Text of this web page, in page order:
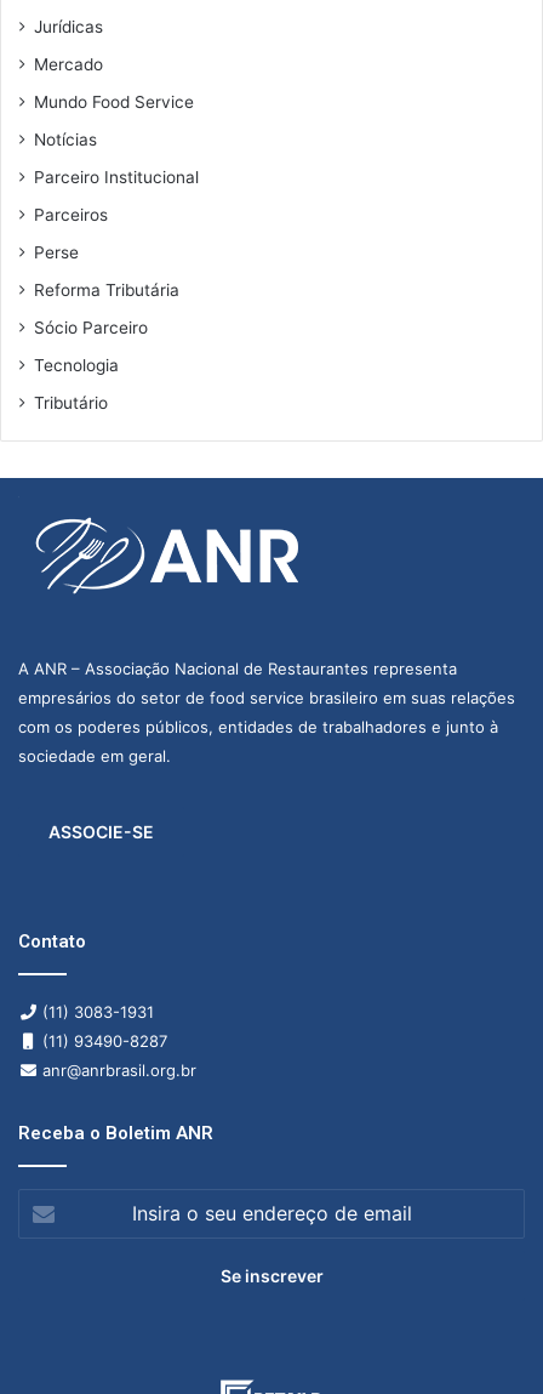
Jurídicas
Mercado
Mundo Food Service
Notícias
Parceiro Institucional
Parceiros
Perse
Reforma Tributária
Sócio Parceiro
Tecnologia
Tributário
A ANR – Associação Nacional de Restaurantes representa
empresários do setor de food service brasileiro em suas relações
com os poderes públicos, entidades de trabalhadores e junto à
sociedade em geral.
ASSOCIE-SE
Contato
(11) 3083-1931
(11) 93490-8287
anr@anrbrasil.org.br
Receba o Boletim ANR